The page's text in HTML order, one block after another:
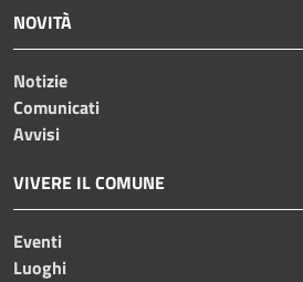
NOVITÀ
Notizie
Comunicati
Avvisi
VIVERE IL COMUNE
Eventi
Luoghi